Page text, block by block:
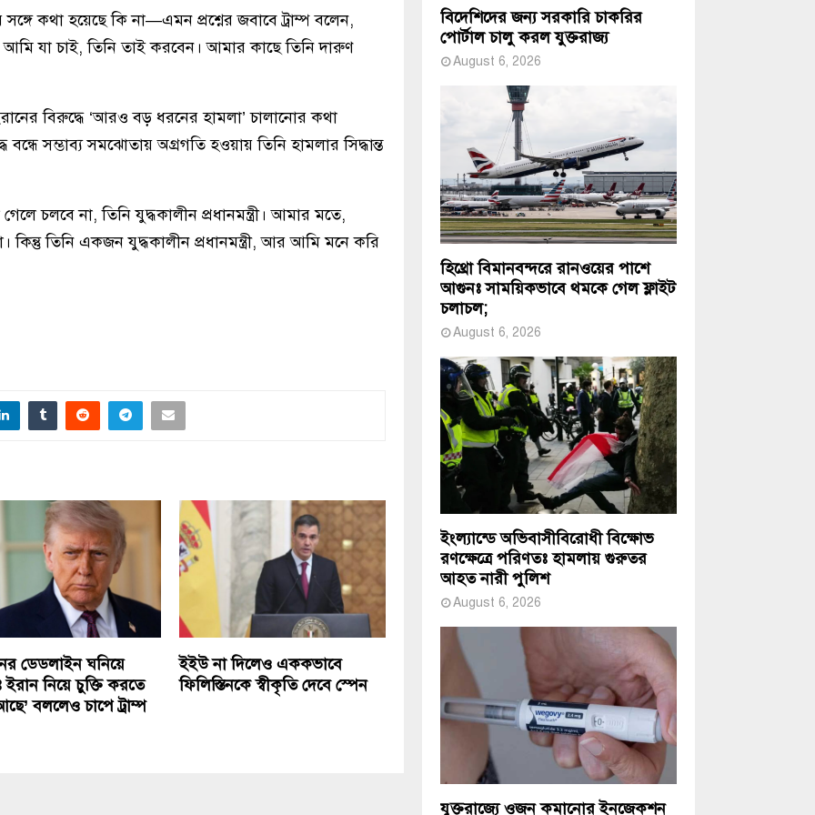
সঙ্গে কথা হয়েছে কি না—এমন প্রশ্নের জবাবে ট্রাম্প বলেন,
যা চাই, তিনি তাই করবেন। আমার কাছে তিনি দারুণ
বিরুদ্ধে ‘আরও বড় ধরনের হামলা’ চালানোর কথা
সম্ভাব্য সমঝোতায় অগ্রগতি হওয়ায় তিনি হামলার সিদ্ধান্ত
চলবে না, তিনি যুদ্ধকালীন প্রধানমন্ত্রী। আমার মতে,
কিন্তু তিনি একজন যুদ্ধকালীন প্রধানমন্ত্রী, আর আমি মনে করি
ডেডলাইন ঘনিয়ে
নিয়ে চুক্তি করতে
বললেও চাপে ট্রাম্প
ইইউ না দিলেও এককভাবে
ফিলিস্তিনকে স্বীকৃতি দেবে স্পেন
বিদেশিদের জন্য সরকারি চাকরির
পোর্টাল চালু করল যুক্তরাজ্য
August 6, 2026
হিথ্রো বিমানবন্দরে রানওয়ের পাশে
আগুনঃ সাময়িকভাবে থমকে গেল ফ্লাইট
চলাচল;
August 6, 2026
ইংল্যান্ডে অভিবাসীবিরোধী বিক্ষোভ
রণক্ষেত্রে পরিণতঃ হামলায় গুরুতর
আহত নারী পুলিশ
August 6, 2026
যুক্তরাজ্যে ওজন কমানোর ইনজেকশন